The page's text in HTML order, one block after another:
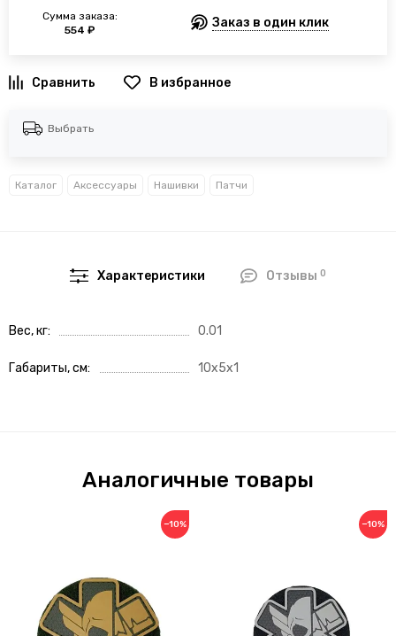
Сумма заказа:
554 ₽
Заказ в один клик
В избранное
Выбрать
Каталог Аксессуары Нашивки Патчи
Характеристики Отзывы 0
Вес, кг 0.01
Габариты, см 10x5x1
Аналогичные товары
−10% −10%